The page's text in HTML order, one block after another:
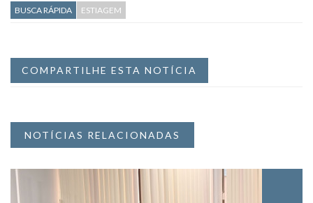
BUSCA RÁPIDA ESTIAGEM
COMPARTILHE ESTA NOTÍCIA
NOTÍCIAS RELACIONADAS